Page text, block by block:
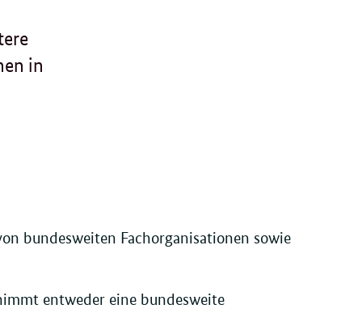
in
bundesweiten Fachorganisationen sowie
entweder eine bundesweite